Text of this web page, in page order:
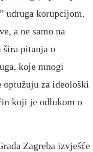
udruga korupcijom.
a ne samo na
šira pitanja o
koje mnogi
za ideološki
koji je odlukom o
Zagreba izvješće